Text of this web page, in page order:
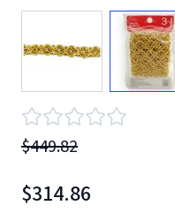
View larger image
$449.82
$314.86